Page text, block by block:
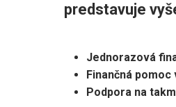
predstavuje
Jednorazová
Finančná
Podpora na